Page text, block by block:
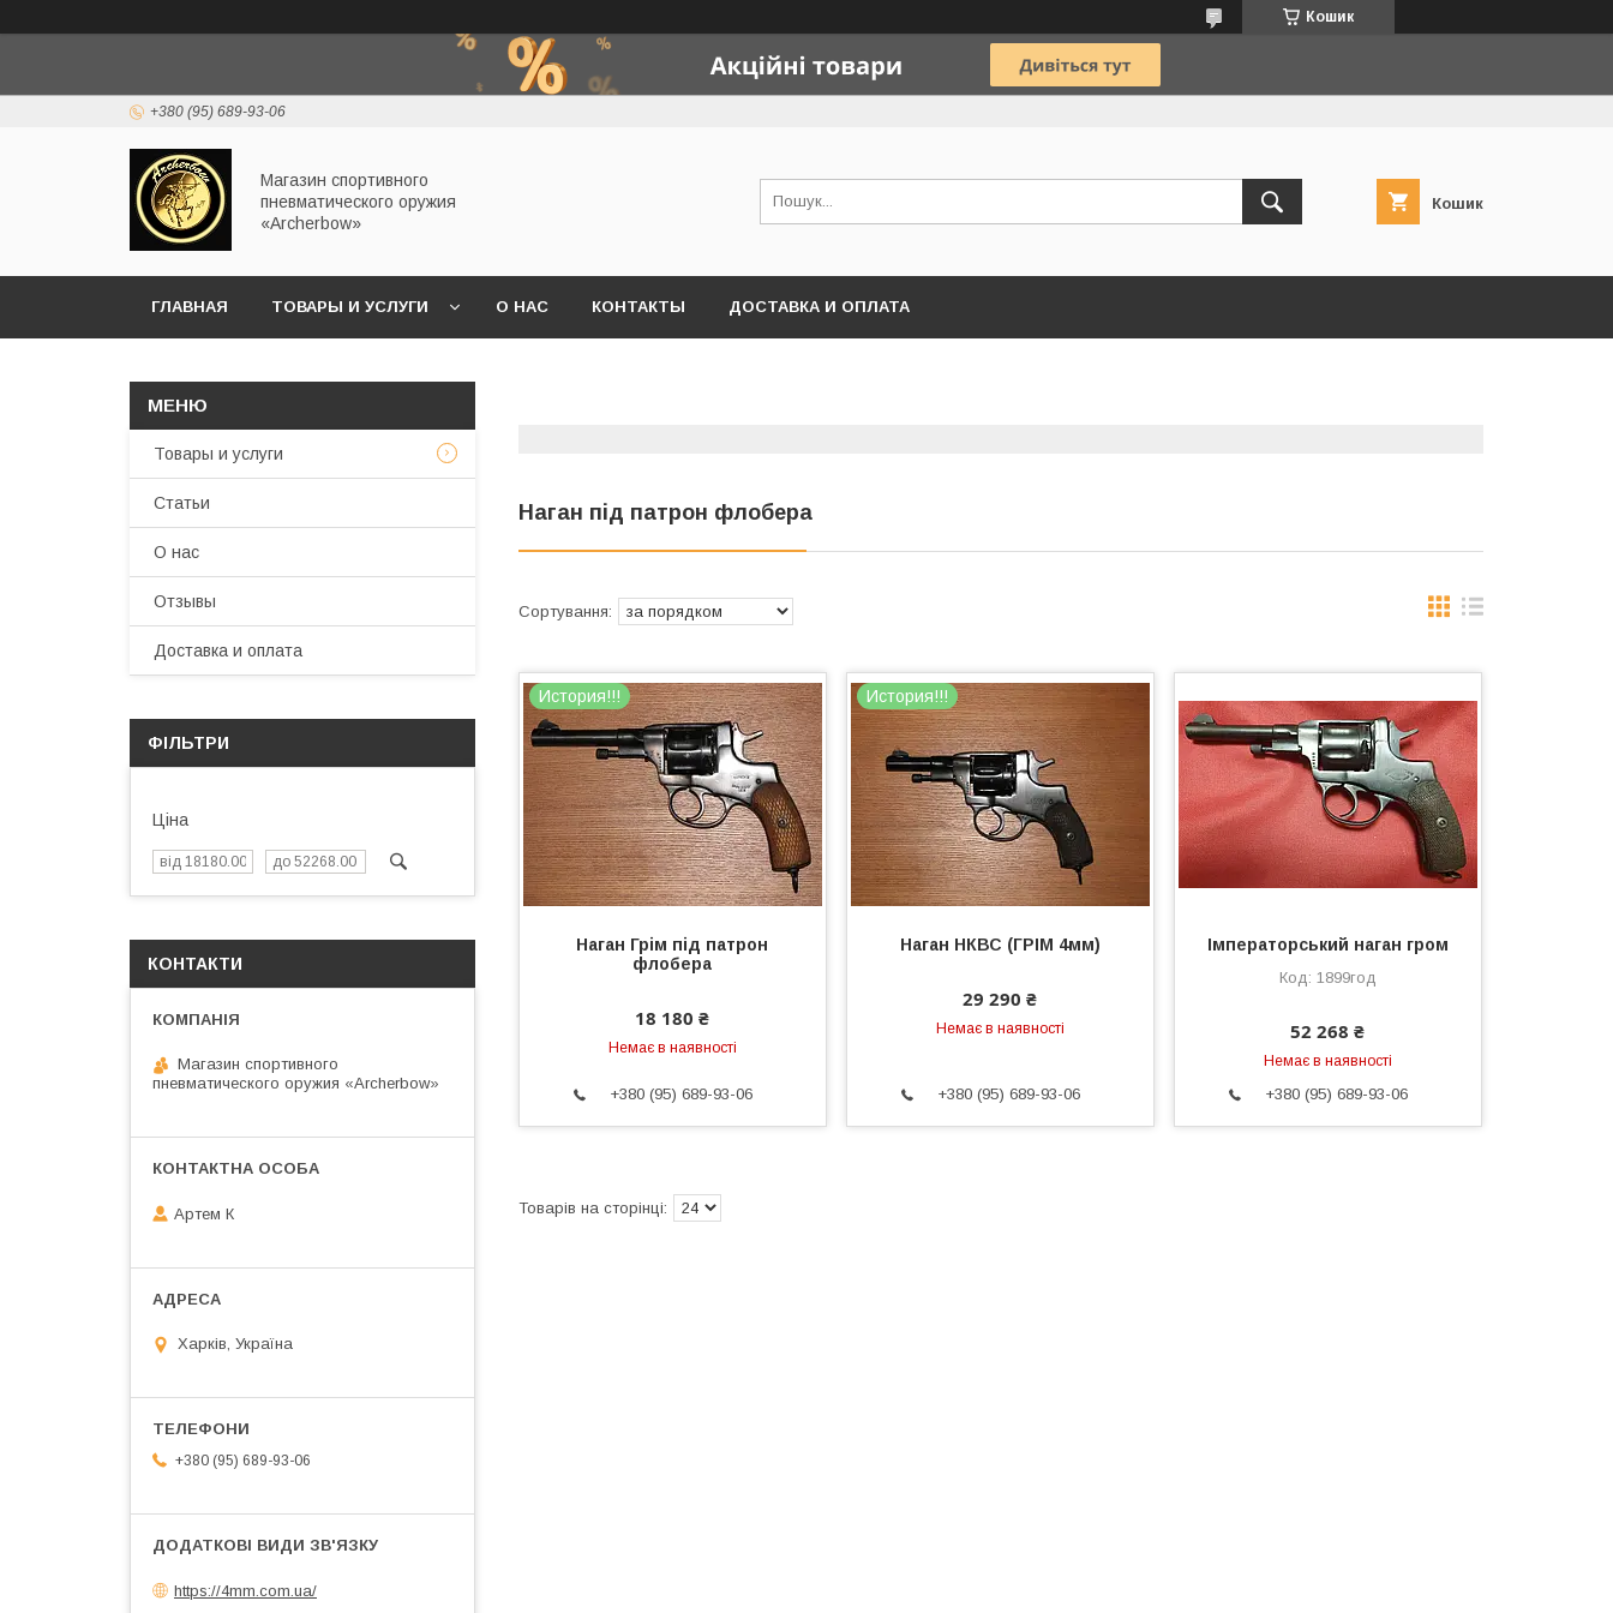
Кошик
+380 (95) 689-93-06
Магазин спортивного
пневматического оружия
«Archerbow»
Кошик
ГЛАВНАЯ ТОВАРЫ И УСЛУГИ О НАС КОНТАКТЫ ДОСТАВКА И ОПЛАТА
Наган під патрон флобера
История!!!
Наган Грім під патрон
флобера
18 180 ₴
Немає в наявності
+380 (95) 689-93-06
История!!!
Наган НКВС (ГРІМ 4мм)
29 290 ₴
Немає в наявності
+380 (95) 689-93-06
Імператорський наган гром
1899год
52 268 ₴
Немає в наявності
+380 (95) 689-93-06
Товары и услуги
Статьи
О нас
Отзывы
Доставка и оплата
ФІЛЬТРИ
Ціна
КОНТАКТИ
Магазин спортивного
пневматического оружия «Archerbow»
Артем К
Харків, Україна
+380 (95) 689-93-06
https://4mm.com.ua/